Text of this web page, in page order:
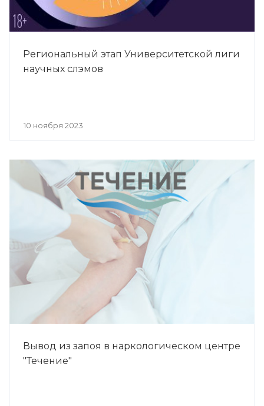
Региональный этап Университетской лиги
научных слэмов
10 ноября 2023
Вывод из запоя в наркологическом центре
"Течение"